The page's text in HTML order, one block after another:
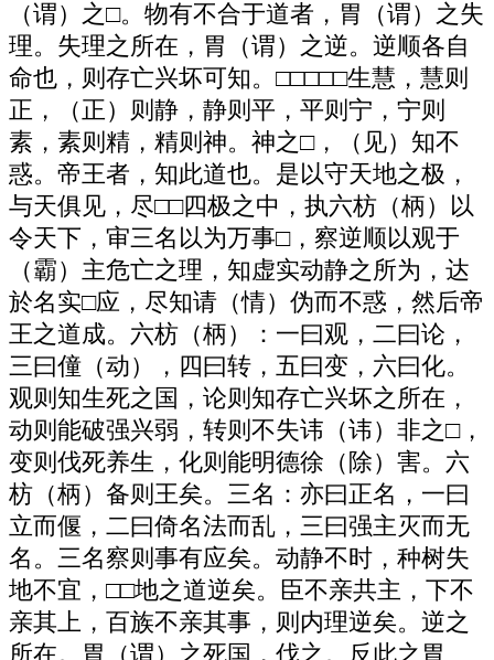
（谓）之□。物有不合于道者，胃（谓）之失
理。失理之所在，胃（谓）之逆。逆顺各自
命也，则存亡兴坏可知。□□□□□生慧，慧则
正，（正）则静，静则平，平则宁，宁则
素，素则精，精则神。神之□，（见）知不
惑。帝王者，知此道也。是以守天地之极，
与天俱见，尽□□四极之中，执六枋（柄）以
令天下，审三名以为万事□，察逆顺以观于
（霸）主危亡之理，知虚实动静之所为，达
於名实□应，尽知请（情）伪而不惑，然后帝
王之道成。六枋（柄）：一曰观，二曰论，
三曰僮（动），四曰转，五曰变，六曰化。
观则知生死之国，论则知存亡兴坏之所在，
动则能破强兴弱，转则不失讳（讳）非之□，
变则伐死养生，化则能明德徐（除）害。六
枋（柄）备则王矣。三名：亦曰正名，一曰
立而偃，二曰倚名法而乱，三曰强主灭而无
名。三名察则事有应矣。动静不时，种树失
地不宜，□□地之道逆矣。臣不亲共主，下不
亲其上，百族不亲其事，则内理逆矣。逆之
所在。胃（谓）之死国，伐之。反此之胃